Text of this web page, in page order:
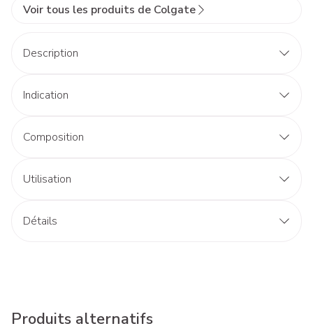
Voir tous les produits de Colgate
Description
Indication
Composition
Utilisation
Détails
Produits alternatifs